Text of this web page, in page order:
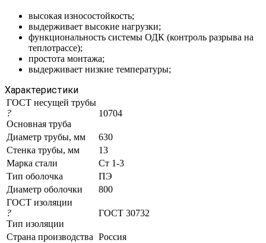
высокая износостойкость;
выдерживает высокие нагрузки;
функциональность системы ОДК (контроль разрыва на
теплотрассе);
простота монтажа;
выдерживает низкие температуры;
Характеристики
ГОСТ несущей трубы
?
Основная труба
10704
Диаметр трубы, мм
630
Стенка трубы, мм
13
Марка стали
Ст 1-3
Тип оболочка
ПЭ
Диаметр оболочки
800
ГОСТ изоляции
?
Тип изоляции
ГОСТ 30732
Страна производства Россия